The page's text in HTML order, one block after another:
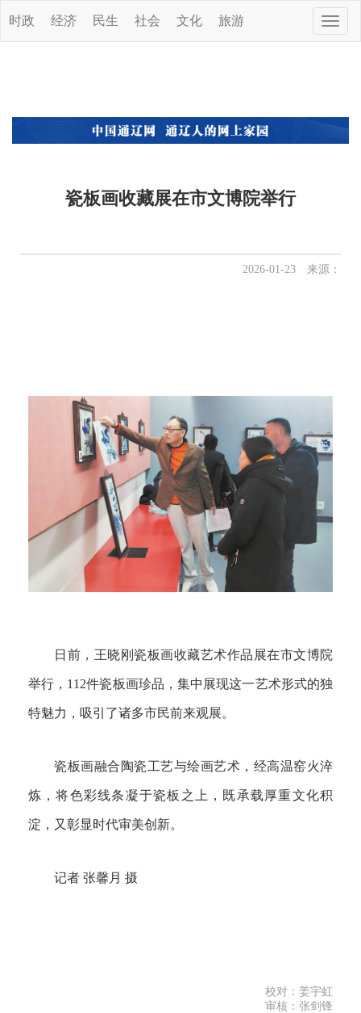
Toggle
时政 经济 民生 社会 文化 旅游
瓷板画收藏展在市文博院举行
2026-01-23 来源：
日前，王晓刚瓷板画收藏艺术作品展在市文博院
举行，112件瓷板画珍品，集中展现这一艺术形式的独
特魅力，吸引了诸多市民前来观展。
瓷板画融合陶瓷工艺与绘画艺术，经高温窑火淬
炼，将色彩线条凝于瓷板之上，既承载厚重文化积
淀，又彰显时代审美创新。
记者 张馨月 摄
校对：姜宇虹
审核：张剑锋